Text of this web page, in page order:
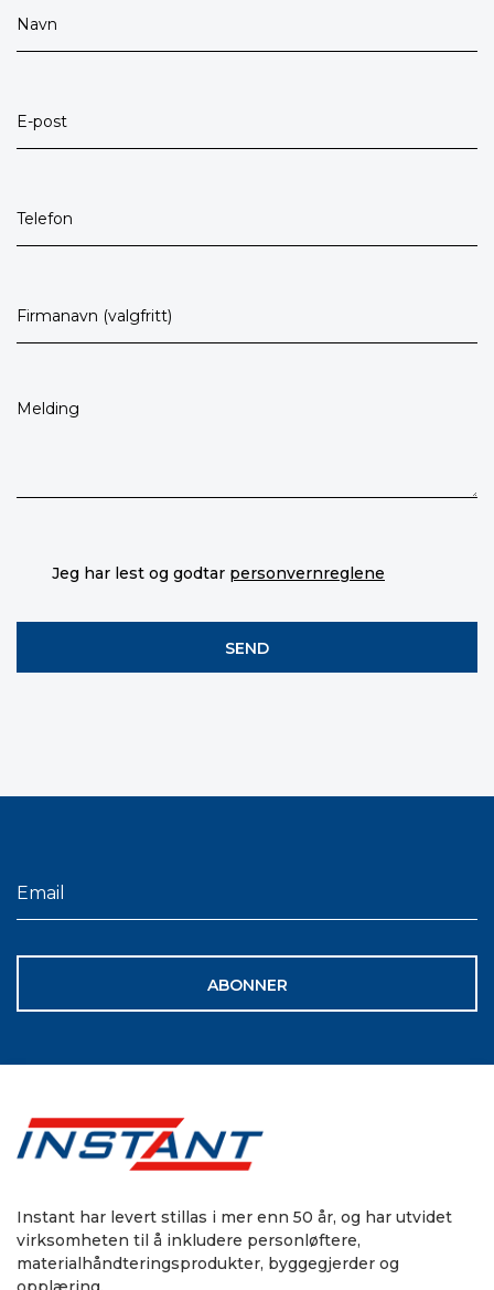
Jeg har lest og godtar personvernreglene
ABONNER
Instant har levert stillas i mer enn 50 år, og har utvidet
virksomheten til å inkludere personløftere,
materialhåndteringsprodukter, byggegjerder og